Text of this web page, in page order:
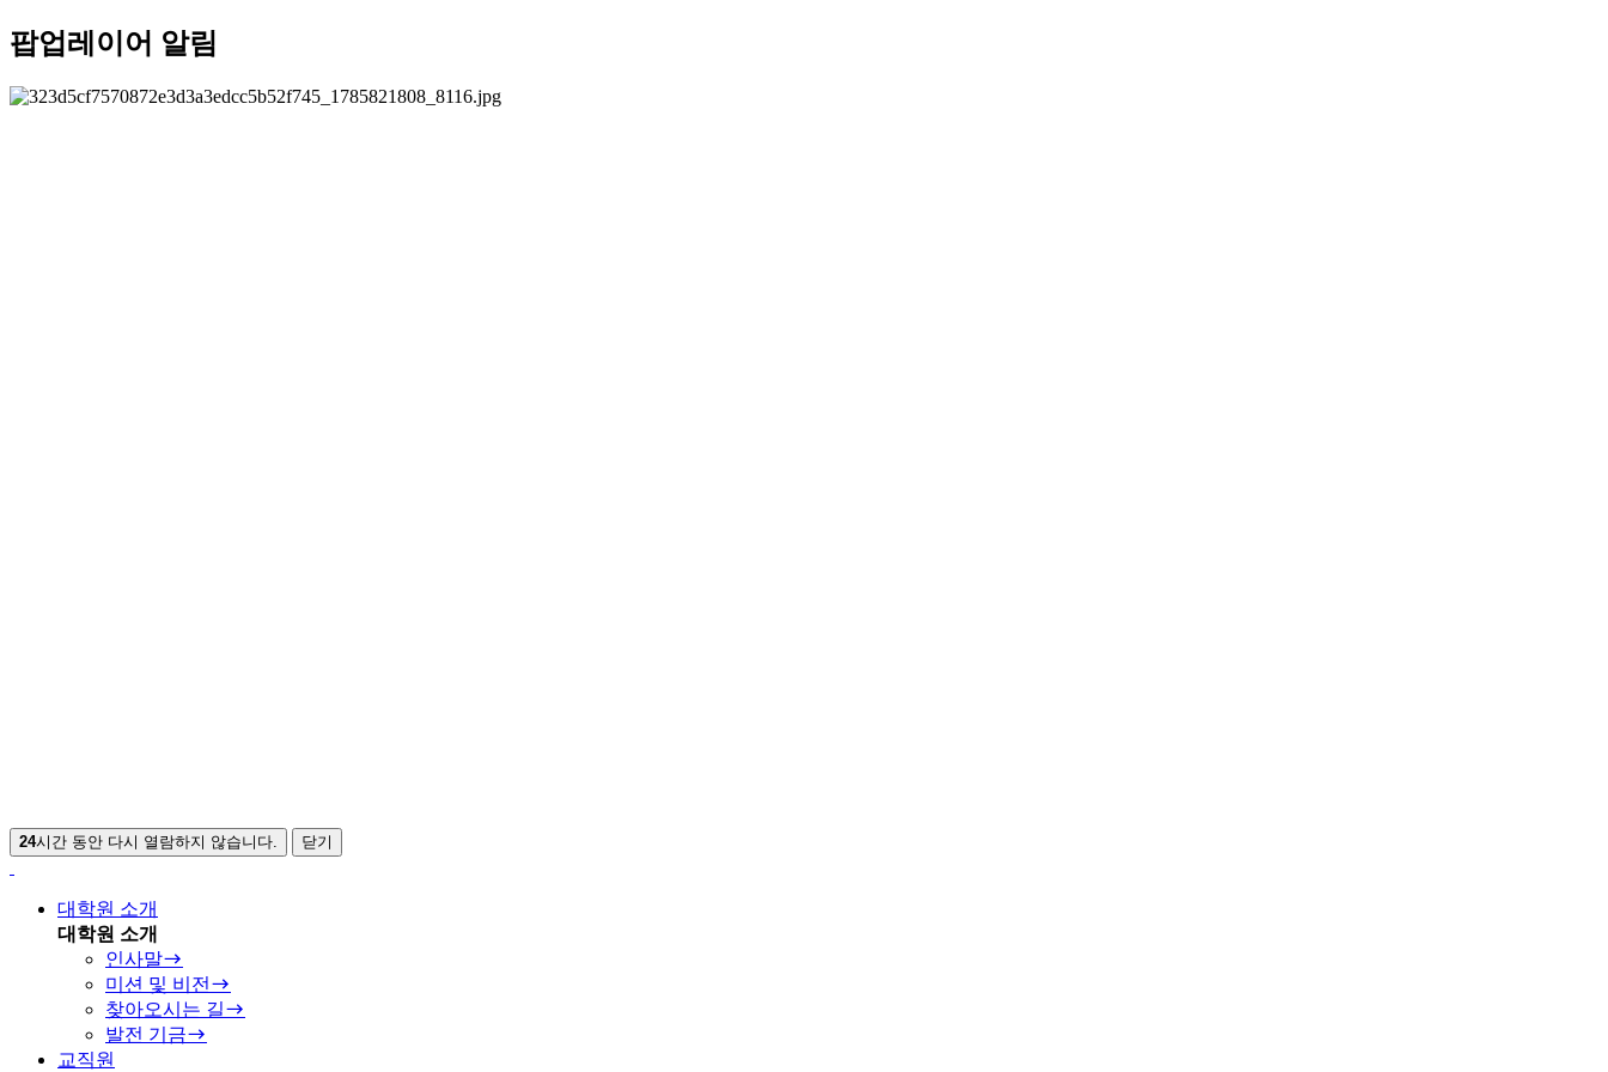
팝업레이어 알림
24시간 동안 다시 열람하지 않습니다. 닫기
대학원 소개
대학원 소개
인사말
미션 및 비전
찾아오시는 길
발전 기금
교직원